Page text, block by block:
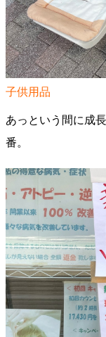
子供用品
あっという間に成
番。